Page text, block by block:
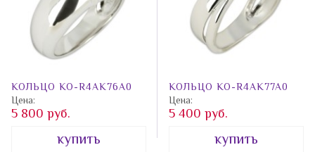
КОЛЬЦО КО-R4AK76A0
Цена:
5 800 руб.
купить
КОЛЬЦО КО-R4AK77A0
Цена:
5 400 руб.
купить